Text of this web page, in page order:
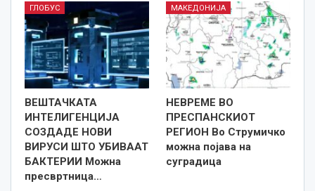
ГЛОБУС
ВЕШТАЧКАТА
ИНТЕЛИГЕНЦИЈА
СОЗДАДЕ НОВИ
ВИРУСИ ШТО УБИВААТ
БАКТЕРИИ Можна
пресвртница…
МАКЕДОНИЈА
НЕВРЕМЕ ВО
ПРЕСПАНСКИОТ
РЕГИОН Во Струмичко
можна појава на
суградица